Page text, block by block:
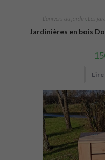
L’univers du jardin, Les
Jardinières en bois